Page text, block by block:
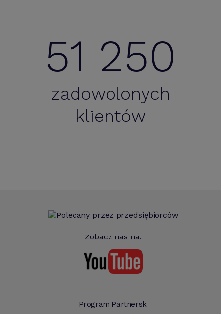
51 250
zadowolonych
klientów
Zobacz nas na:
Program Partnerski